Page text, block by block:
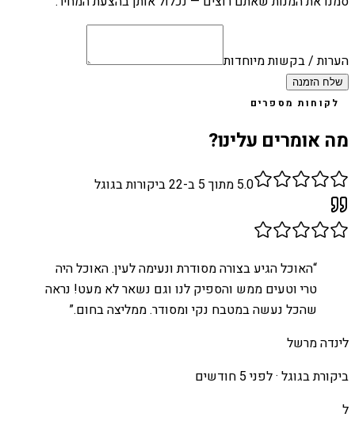
הערות / בקשות מיוחדות
שלח הזמנה
לקוחות מספרים
מה אומרים עלינו?
5.0 מתוך 5 ב- 22ביקורות בגוגל
“האוכל הגיע בצורה מסודרת ונעימה לעין. האוכל היה
טרי וטעים ממש והספיק לנו וגם נשאר לא מעט! נראה
שהכל נעשה במטבח נקי ומסודר. ממליצה בחום.”
לינדה מרשל
ביקורת בגוגל ·לפני 5 חודשים
ל